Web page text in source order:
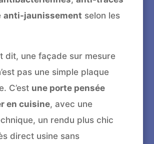
anti-jaunissement selon les
dit, une façade sur mesure
pas une simple plaque
C’est une porte pensée
en cuisine, avec une
un rendu plus chic
direct usine sans